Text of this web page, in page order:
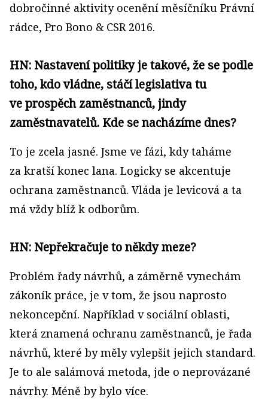
dobročinné aktivity ocenění měsíčníku Právní
rádce, Pro Bono & CSR 2016.
HN: Nastavení politiky je takové, že se podle
toho, kdo vládne, stáčí legislativa tu
ve prospěch zaměstnanců, jindy
zaměstnavatelů. Kde se nacházíme dnes?
To je zcela jasné. Jsme ve fázi, kdy taháme
za kratší konec lana. Logicky se akcentuje
ochrana zaměstnanců. Vláda je levicová a ta
má vždy blíž k odborům.
HN: Nepřekračuje to někdy meze?
Problém řady návrhů, a záměrně vynechám
zákoník práce, je v tom, že jsou naprosto
nekoncepční. Například v sociální oblasti,
která znamená ochranu zaměstnanců, je řada
návrhů, které by měly vylepšit jejich standard.
Je to ale salámová metoda, jde o neprovázané
návrhy. Méně by bylo více.